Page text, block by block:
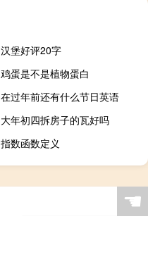
汉堡好评20字
鸡蛋是不是植物蛋白
在过年前还有什么节日英语
大年初四拆房子的瓦好吗
指数函数定义
☚